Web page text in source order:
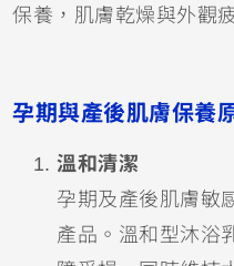
保養，肌膚乾燥與外觀
孕期與產後肌膚保養
溫和清潔
孕期及產後肌膚敏
產品。溫和型沐浴